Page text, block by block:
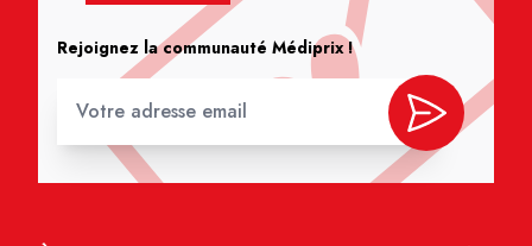
Rejoignez la communauté Médiprix !